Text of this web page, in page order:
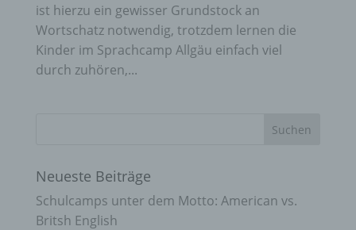
ist hierzu ein gewisser Grundstock an
Wortschatz notwendig, trotzdem lernen die
Kinder im Sprachcamp Allgäu einfach viel
durch zuhören,...
Neueste Beiträge
Schulcamps unter dem Motto: American vs.
Britsh English